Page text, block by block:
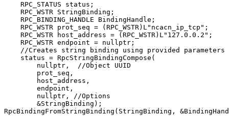
    RPC_STATUS status;
    RPC_WSTR StringBinding;
    RPC_BINDING_HANDLE BindingHandle;
    RPC_WSTR prot_seq = (RPC_WSTR)L"ncacn_ip_tcp";
    RPC_WSTR host_address = (RPC_WSTR)L"127.0.0.2";
    RPC_WSTR endpoint = nullptr;
    //Creates string binding using provided parameters
    status = RpcStringBindingCompose(
        nullptr,  //Object UUID
        prot_seq,
        host_address,
        endpoint,
        nullptr, //Options
        &StringBinding);
RpcBindingFromStringBinding(StringBinding,